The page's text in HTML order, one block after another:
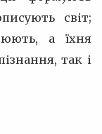
світ;
а їхня
так і